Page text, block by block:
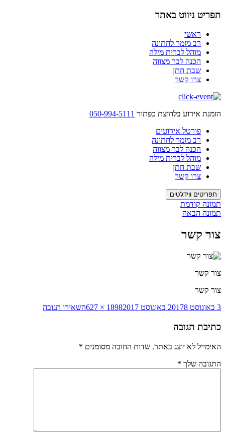
לדלג
תפריט ניווט באתר
ראשי
רב מזמר לחתונה
מוהל לברית מילה
הכנה לבר מצווה
שבת חתן
צרו קשר
הזמנת אירוע בלחיצת כפתור 050-994-5111
פורטל אירועים
רב מזמר לחתונה
הכנה לבר מצווה
מוהל לברית מילה
שבת חתן
צרו קשר
תפריטים ווידג'טים
תמונה קודמת
תמונה הבאה
צור קשר
צור קשר
צור קשר
פורסם
3 באוגוסט 2017 8 באוגוסט 2017
מסך
1898 × 627 השאירו תגובהעבור
כתיבת תגובה
האימייל לא יוצג באתר. שדות החובה מסומנים *
התגובה שלך *